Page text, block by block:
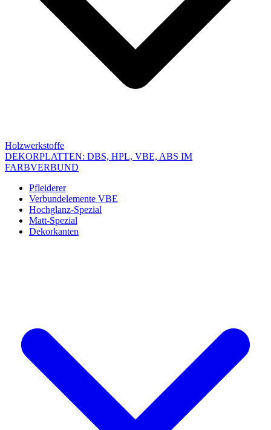
Holzwerkstoffe
DEKORPLATTEN: DBS, HPL, VBE, ABS IM
FARBVERBUND
Pfleiderer
Verbundelemente VBE
Hochglanz-Spezial
Matt-Spezial
Dekorkanten